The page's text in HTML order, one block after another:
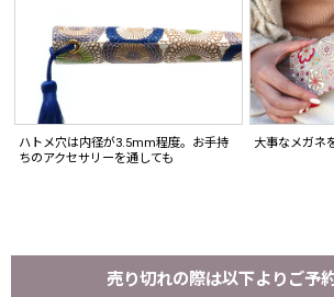
ハトメ穴は内径が3.5mm程度。お手持
ちのアクセサリーを通しても
大事なメガネ
売り切れの際は以下よりご予